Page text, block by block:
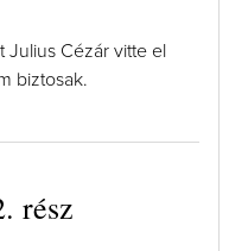
Cézár vitte el
biztosak.
rész